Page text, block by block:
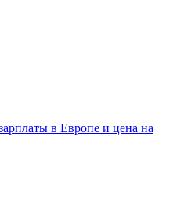
в Европе и цена на